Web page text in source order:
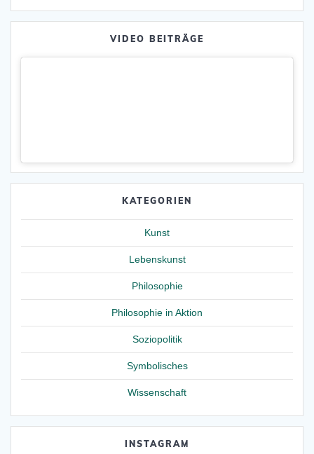
VIDEO BEITRÄGE
KATEGORIEN
Kunst
Lebenskunst
Philosophie
Philosophie in Aktion
Soziopolitik
Symbolisches
Wissenschaft
INSTAGRAM